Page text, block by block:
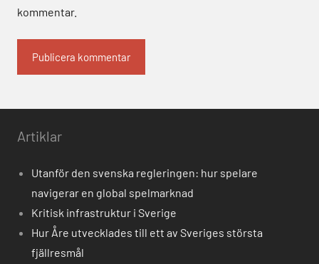
kommentar.
Artiklar
Utanför den svenska regleringen: hur spelare
navigerar en global spelmarknad
Kritisk infrastruktur i Sverige
Hur Åre utvecklades till ett av Sveriges största
fjällresmål